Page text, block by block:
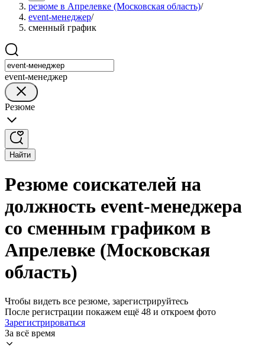
резюме в Апрелевке (Московская область)/
event-менеджер/
сменный график
event-менеджер
Резюме
Найти
Резюме соискателей на
должность event-менеджера
со сменным графиком в
Апрелевке (Московская
область)
Чтобы видеть все резюме, зарегистрируйтесь
После регистрации покажем ещё 48 и откроем фото
Зарегистрироваться
За всё время